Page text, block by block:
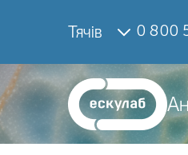
Тячів 0 800